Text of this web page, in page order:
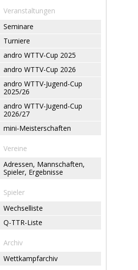
Veranstaltungen
Seminare
Turniere
andro WTTV-Cup 2025
andro WTTV-Cup 2026
andro WTTV-Jugend-Cup
2025/26
andro WTTV-Jugend-Cup
2026/27
mini-Meisterschaften
Vereine
Adressen, Mannschaften,
Spieler, Ergebnisse
Spieler
Wechselliste
Q-TTR-Liste
Archiv
Wettkampfarchiv